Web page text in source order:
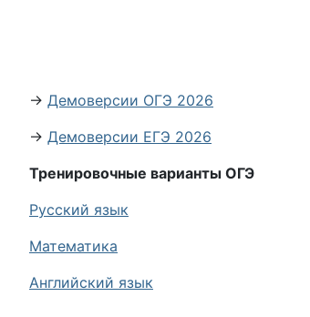
→ Демоверсии ОГЭ 2026
→ Демоверсии ЕГЭ 2026
Тренировочные варианты ОГЭ
Русский язык
Математика
Английский язык